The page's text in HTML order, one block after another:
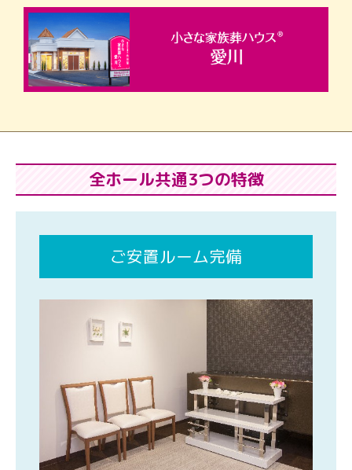
全ホール共通3つの特徴
ご安置ルーム完備